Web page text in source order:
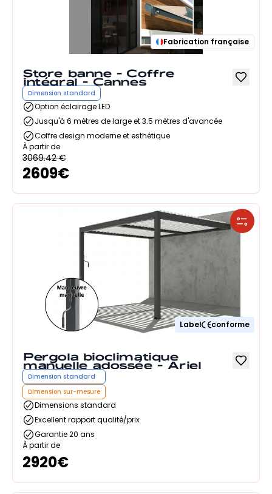
Fabrication française
Store banne - Coffre
intégral - Cannes
Dimension standard
Option éclairage LED
Jusqu'à 6 mètres de large et 3.5 mètres d'avancée
Coffre design moderne et esthétique
À partir de
3069.42€
2609€
Label conforme
Pergola bioclimatique
manuelle adossée - Ariel
Dimension standard
Dimension sur-mesure
Dimensions standard
Excellent rapport qualité/prix
Garantie 20 ans
À partir de
2920€